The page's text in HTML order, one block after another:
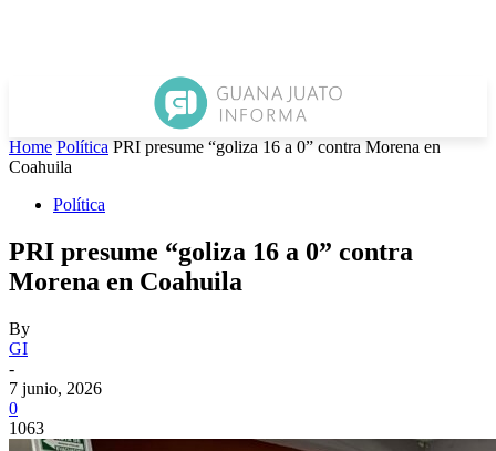
Home Política PRI presume “goliza 16 a 0” contra Morena en
Coahuila
Política
PRI presume “goliza 16 a 0” contra
Morena en Coahuila
By
GI
-
7 junio, 2026
0
1063